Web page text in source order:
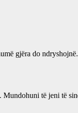
gjëra do
të jeni të